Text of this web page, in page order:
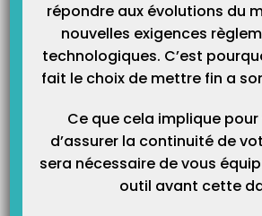
Catégories
Catégories
répondre aux évolutions du
nouvelles exigences
technologiques. C’est
fait le choix de mettre fin a
Ce que cela implique pour
d’assurer la continuité de
sera nécessaire de vous
outil avant cette